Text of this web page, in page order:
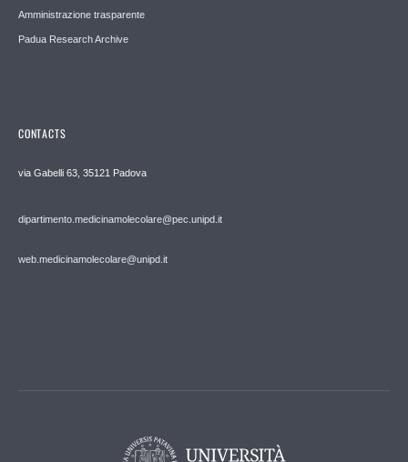
Amministrazione trasparente
Padua Research Archive
CONTACTS
via Gabelli 63, 35121 Padova
dipartimento.medicinamolecolare@pec.unipd.it
web.medicinamolecolare@unipd.it